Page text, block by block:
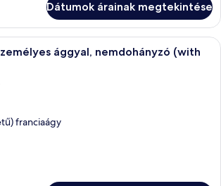
Dátumok árainak megtekintése
Egy szállodai szoba, amelyben van
ággyal, nemdohányzó (with
franciaágy